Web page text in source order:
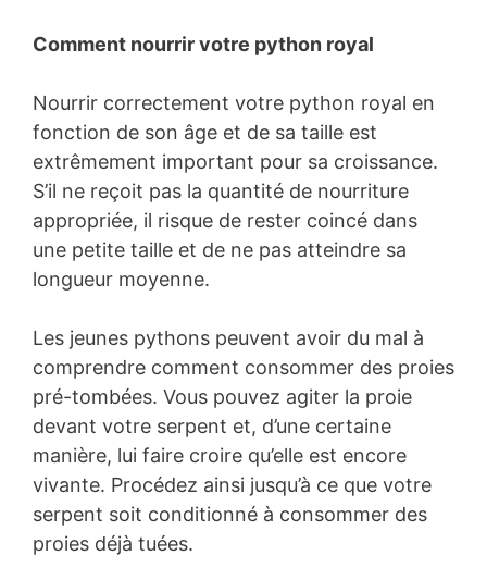
Comment nourrir votre python royal
Nourrir correctement votre python royal en
fonction de son âge et de sa taille est
extrêmement important pour sa croissance.
S’il ne reçoit pas la quantité de nourriture
appropriée, il risque de rester coincé dans
une petite taille et de ne pas atteindre sa
longueur moyenne.
Les jeunes pythons peuvent avoir du mal à
comprendre comment consommer des proies
pré-tombées. Vous pouvez agiter la proie
devant votre serpent et, d’une certaine
manière, lui faire croire qu’elle est encore
vivante. Procédez ainsi jusqu’à ce que votre
serpent soit conditionné à consommer des
proies déjà tuées.